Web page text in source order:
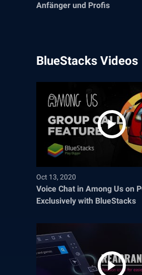
Anfänger und Profis
BlueStacks Videos
Oct 13, 2020
Voice Chat in Among Us on
Exclusively with BlueStacks